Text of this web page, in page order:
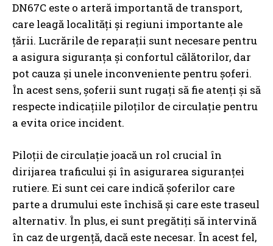
DN67C este o arteră importantă de transport,
care leagă localități și regiuni importante ale
țării. Lucrările de reparații sunt necesare pentru
a asigura siguranța și confortul călătorilor, dar
pot cauza și unele inconveniente pentru șoferi.
În acest sens, șoferii sunt rugați să fie atenți și să
respecte indicațiile piloților de circulație pentru
a evita orice incident.
Piloții de circulație joacă un rol crucial în
dirijarea traficului și în asigurarea siguranței
rutiere. Ei sunt cei care indică șoferilor care
parte a drumului este închisă și care este traseul
alternativ. În plus, ei sunt pregătiți să intervină
în caz de urgență, dacă este necesar. În acest fel,